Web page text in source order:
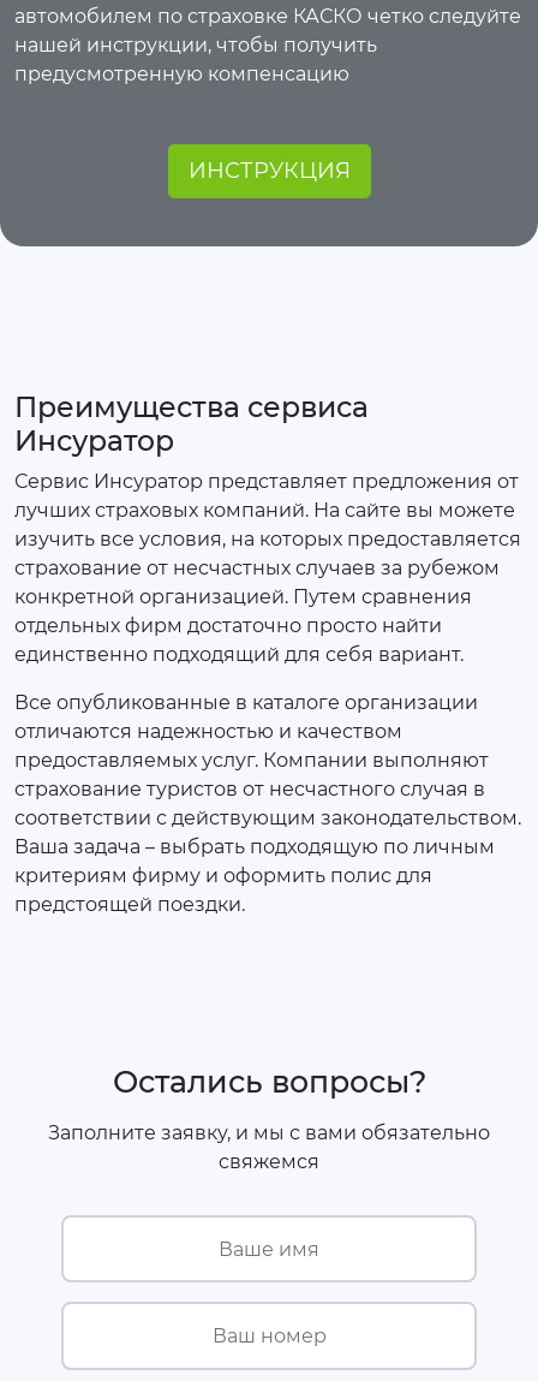
автомобилем по страховке КАСКО четко следуйте
нашей инструкции, чтобы получить
предусмотренную компенсацию
ИНСТРУКЦИЯ
Преимущества сервиса
Инсуратор
Сервис Инсуратор представляет предложения от
лучших страховых компаний. На сайте вы можете
изучить все условия, на которых предоставляется
страхование от несчастных случаев за рубежом
конкретной организацией. Путем сравнения
отдельных фирм достаточно просто найти
единственно подходящий для себя вариант.
Все опубликованные в каталоге организации
отличаются надежностью и качеством
предоставляемых услуг. Компании выполняют
страхование туристов от несчастного случая в
соответствии с действующим законодательством.
Ваша задача – выбрать подходящую по личным
критериям фирму и оформить полис для
предстоящей поездки.
Остались вопросы?
Заполните заявку, и мы с вами обязательно
свяжемся
Ваше имя
Ваш номер